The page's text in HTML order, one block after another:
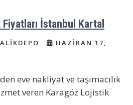
İstanbul Kartal
HAZIRAN 17,
eve nakliyat ve taşımacılık
veren Karagöz Lojistik